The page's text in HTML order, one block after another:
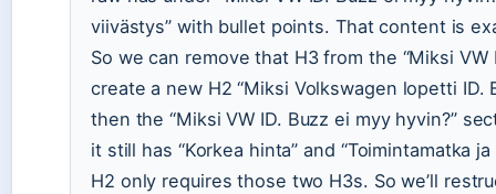
viivästys” with bullet points. That content is
So we can remove that H3 from the “Miksi
create a new H2 “Miksi Volkswagen lopetti
then the “Miksi VW ID. Buzz ei myy hyvin?”
it still has “Korkea hinta” and “Toimintamatka
H2 only requires those two H3s. So we’ll